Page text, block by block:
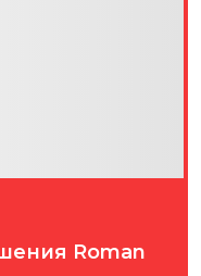
Roman